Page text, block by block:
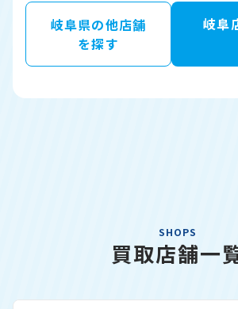
岐阜県の他店舗
を探す
岐阜
SHOPS
買取店舗一